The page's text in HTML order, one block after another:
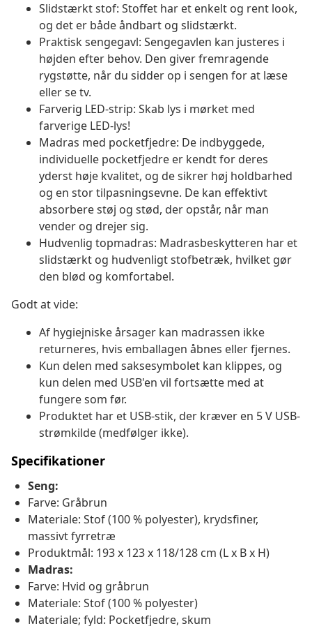
Slidstærkt stof: Stoffet har et enkelt og rent look,
og det er både åndbart og slidstærkt.
Praktisk sengegavl: Sengegavlen kan justeres i
højden efter behov. Den giver fremragende
rygstøtte, når du sidder op i sengen for at læse
eller se tv.
Farverig LED-strip: Skab lys i mørket med
farverige LED-lys!
Madras med pocketfjedre: De indbyggede,
individuelle pocketfjedre er kendt for deres
yderst høje kvalitet, og de sikrer høj holdbarhed
og en stor tilpasningsevne. De kan effektivt
absorbere støj og stød, der opstår, når man
vender og drejer sig.
Hudvenlig topmadras: Madrasbeskytteren har et
slidstærkt og hudvenligt stofbetræk, hvilket gør
den blød og komfortabel.
Godt at vide:
Af hygiejniske årsager kan madrassen ikke
returneres, hvis emballagen åbnes eller fjernes.
Kun delen med saksesymbolet kan klippes, og
kun delen med USB'en vil fortsætte med at
fungere som før.
Produktet har et USB-stik, der kræver en 5 V USB-
strømkilde (medfølger ikke).
Specifikationer
Seng:
Farve: Gråbrun
Materiale: Stof (100 % polyester), krydsfiner,
massivt fyrretræ
Produktmål: 193 x 123 x 118/128 cm (L x B x H)
Madras:
Farve: Hvid og gråbrun
Materiale: Stof (100 % polyester)
Materiale; fyld: Pocketfjedre, skum